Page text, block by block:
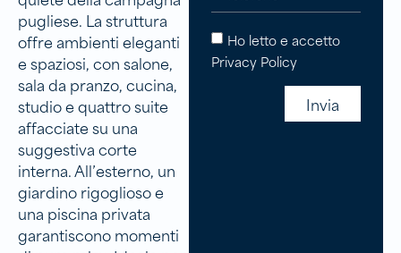
pugliese. La struttura
offre ambienti eleganti
e spaziosi, con salone,
sala da pranzo, cucina,
studio e quattro suite
affacciate su una
suggestiva corte
interna. All’esterno, un
giardino rigoglioso e
una piscina privata
garantiscono momenti
Ho letto e accetto
Privacy Policy
Invia